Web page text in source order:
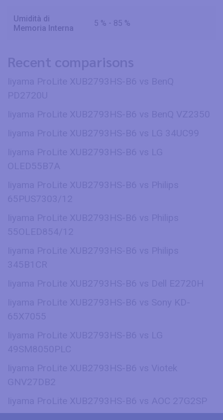
Umidità di
Memoria Interna
5 % - 85 %
Recent comparisons